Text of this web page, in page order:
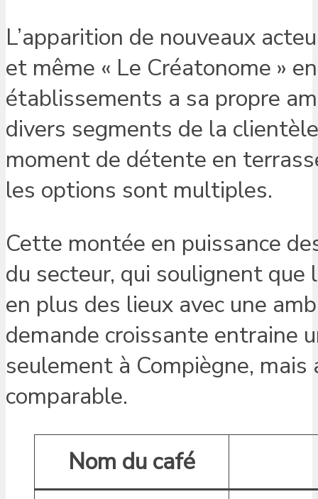
L’apparition de nouveaux
et même « Le Créatonome »
établissements a sa propre
divers segments de la
moment de détente en
les options sont multiples.
Cette montée en puissance
du secteur, qui soulignent
en plus des lieux avec une
demande croissante entraine
seulement à Compiègne,
comparable.
Nom du café